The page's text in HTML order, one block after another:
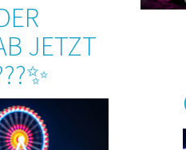
JETZT